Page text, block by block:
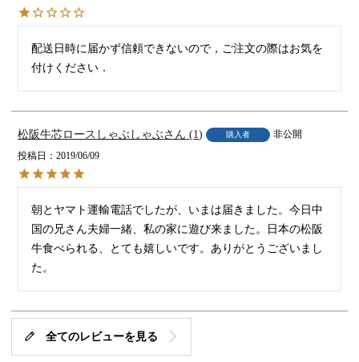
配送日時に届かず信頼できないので，ご注文の際はお気を
付けください．
松阪牛芯ロースしゃぶしゃぶ 1 購入者
非公開
投稿日
2019/06/09
朝とヤマト運輸電話でしたが、いまは届きました。今日中
国の兄さん夫婦一緒、私の家に遊び来ました。日本の松阪
牛食べられる、とても嬉しいです。ありがとうございまし
た。
全てのレビューを見る